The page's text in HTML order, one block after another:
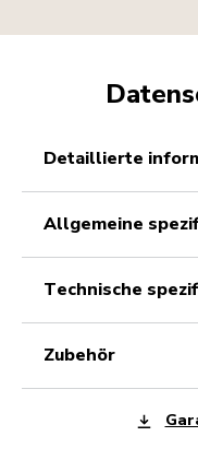
detaillierte
allgemeine
technische
zubehör